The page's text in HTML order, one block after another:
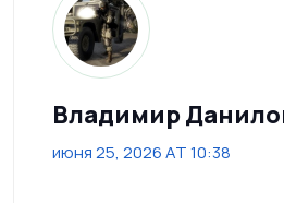
Владимир
июня 25, 2026 AT 10:38